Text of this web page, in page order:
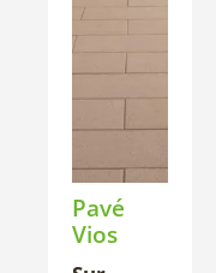
Pavé
Vios